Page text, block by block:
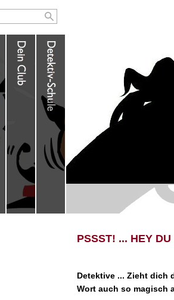
PSSST! ... HEY
Detektive ... Zieht dich
Wort auch so magisch